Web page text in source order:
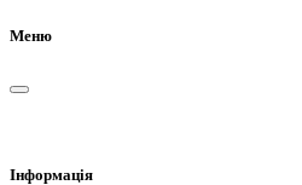
Меню
Інформація